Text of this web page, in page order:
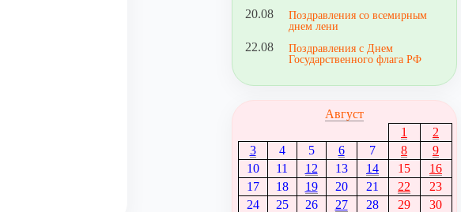
20.08
Поздравления со всемирным
днем лени
22.08
Поздравления с Днем
Государственного флага РФ
Август
1
2
3
4 5 6 7 8
9
10
11 12 13 14 15
16
17
18 19 20 21 22
23
24
25 26 27 28 29
30